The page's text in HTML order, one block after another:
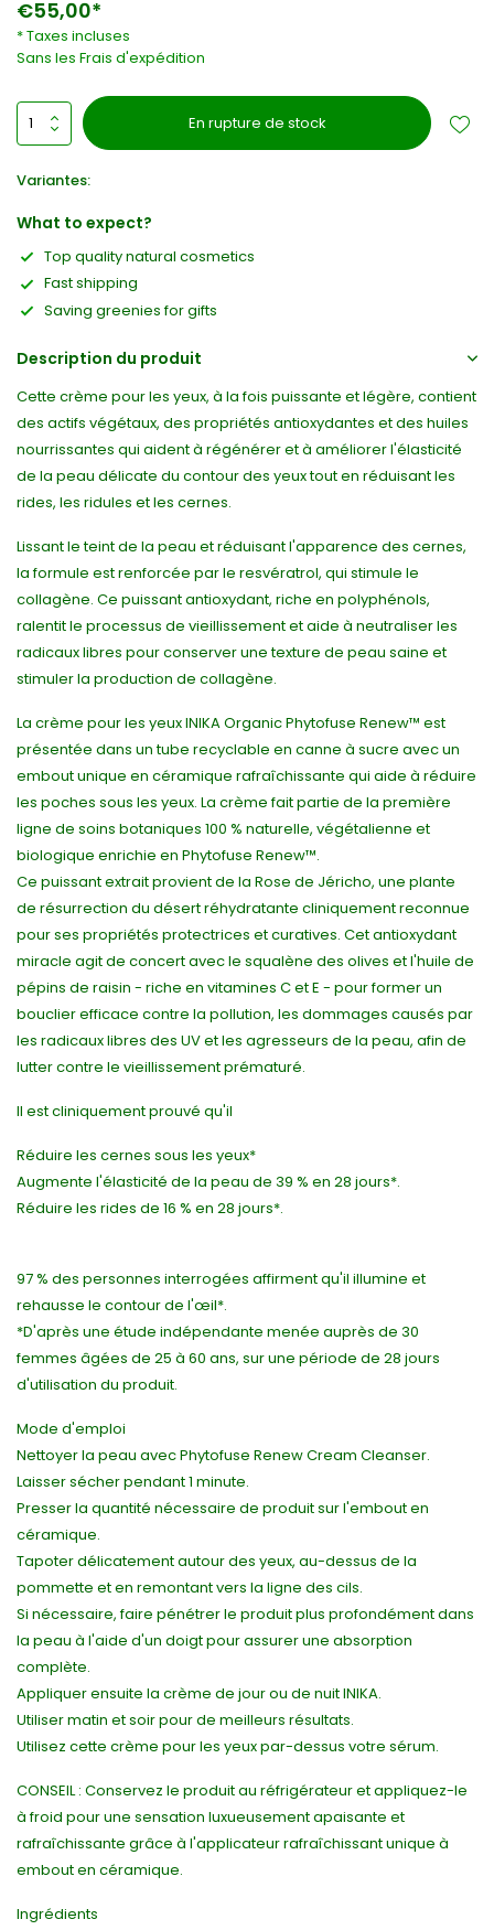
€55,00*
* Taxes incluses
Sans les Frais d'expédition
En rupture de stock
Variantes:
What to expect?
Top quality natural cosmetics
Fast shipping
Saving greenies for gifts
Description du produit
Cette crème pour les yeux, à la fois puissante et légère, contient
des actifs végétaux, des propriétés antioxydantes et des huiles
nourrissantes qui aident à régénérer et à améliorer l'élasticité
de la peau délicate du contour des yeux tout en réduisant les
rides, les ridules et les cernes.
Lissant le teint de la peau et réduisant l'apparence des cernes,
la formule est renforcée par le resvératrol, qui stimule le
collagène. Ce puissant antioxydant, riche en polyphénols,
ralentit le processus de vieillissement et aide à neutraliser les
radicaux libres pour conserver une texture de peau saine et
stimuler la production de collagène.
La crème pour les yeux INIKA Organic Phytofuse Renew™ est
présentée dans un tube recyclable en canne à sucre avec un
embout unique en céramique rafraîchissante qui aide à réduire
les poches sous les yeux. La crème fait partie de la première
ligne de soins botaniques 100 % naturelle, végétalienne et
biologique enrichie en Phytofuse Renew™.
Ce puissant extrait provient de la Rose de Jéricho, une plante
de résurrection du désert réhydratante cliniquement reconnue
pour ses propriétés protectrices et curatives. Cet antioxydant
miracle agit de concert avec le squalène des olives et l'huile de
pépins de raisin - riche en vitamines C et E - pour former un
bouclier efficace contre la pollution, les dommages causés par
les radicaux libres des UV et les agresseurs de la peau, afin de
lutter contre le vieillissement prématuré.
Il est cliniquement prouvé qu'il
Réduire les cernes sous les yeux*
Augmente l'élasticité de la peau de 39 % en 28 jours*.
Réduire les rides de 16 % en 28 jours*.
97 % des personnes interrogées affirment qu'il illumine et
rehausse le contour de l'œil*.
*D'après une étude indépendante menée auprès de 30
femmes âgées de 25 à 60 ans, sur une période de 28 jours
d'utilisation du produit.
Mode d'emploi
Nettoyer la peau avec Phytofuse Renew Cream Cleanser.
Laisser sécher pendant 1 minute.
Presser la quantité nécessaire de produit sur l'embout en
céramique.
Tapoter délicatement autour des yeux, au-dessus de la
pommette et en remontant vers la ligne des cils.
Si nécessaire, faire pénétrer le produit plus profondément dans
la peau à l'aide d'un doigt pour assurer une absorption
complète.
Appliquer ensuite la crème de jour ou de nuit INIKA.
Utiliser matin et soir pour de meilleurs résultats.
Utilisez cette crème pour les yeux par-dessus votre sérum.
CONSEIL : Conservez le produit au réfrigérateur et appliquez-le
à froid pour une sensation luxueusement apaisante et
rafraîchissante grâce à l'applicateur rafraîchissant unique à
embout en céramique.
Ingrédients